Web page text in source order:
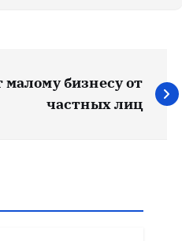
бизнесу от
частных лиц